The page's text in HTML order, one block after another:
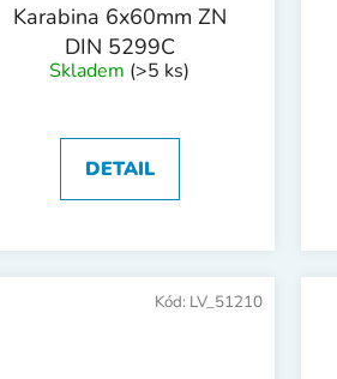
Karabina 6x60mm ZN
DIN 5299C
Skladem (>5 ks)
DETAIL
Kód: LV_51210